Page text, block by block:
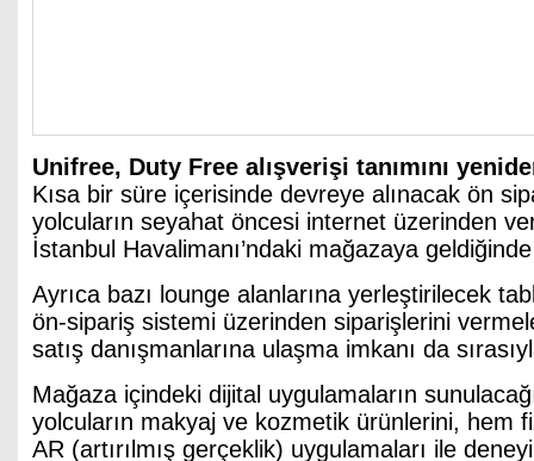
Unifree, Duty Free alışverişi tanımını
Kısa bir süre içerisinde devreye alınacak ön
yolcuların seyahat öncesi internet üzerinden
İstanbul Havalimanı’ndaki mağazaya
Ayrıca bazı lounge alanlarına yerleştirilecek
ön-sipariş sistemi üzerinden siparişlerini
satış danışmanlarına ulaşma imkanı da
Mağaza içindeki dijital uygulamaların
yolcuların makyaj ve kozmetik ürünlerini, hem
AR (artırılmış gerçeklik) uygulamaları ile